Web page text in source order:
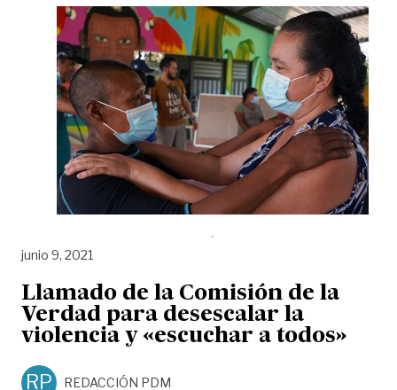
junio 9, 2021
Llamado de la Comisión de la
Verdad para desescalar la
violencia y «escuchar a todos»
RP REDACCIÓN PDM